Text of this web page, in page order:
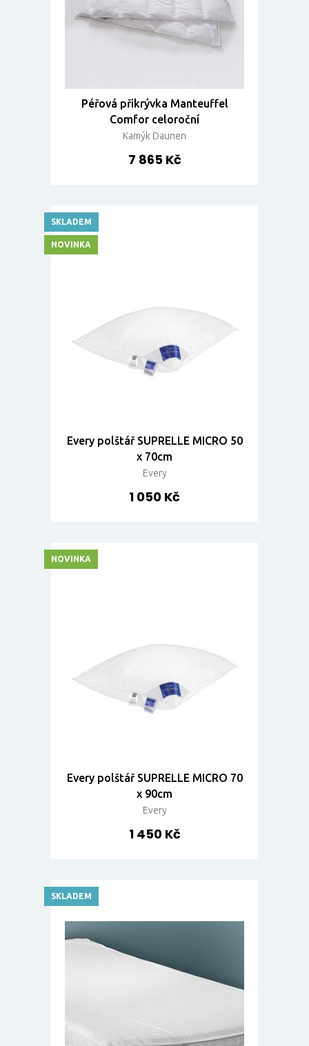
Péřová přikrývka Manteuffel
Comfor celoroční
Kamýk Daunen
7 865 Kč
Every polštář SUPRELLE MICRO 50
x 70cm
Every
1 050 Kč
SKLADEM
NOVINKA
Every polštář SUPRELLE MICRO 70
x 90cm
Every
1 450 Kč
NOVINKA
SKLADEM